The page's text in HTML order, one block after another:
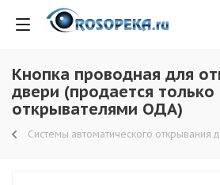
Кнопка проводная для
двери (продается только
открывателями ОДА)
Системы автоматического открывания